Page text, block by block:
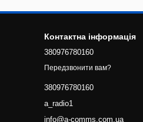
Контактна інформація
380976780160
Передзвонити вам?
380976780160
a_radio1
info@a-comms.com.ua